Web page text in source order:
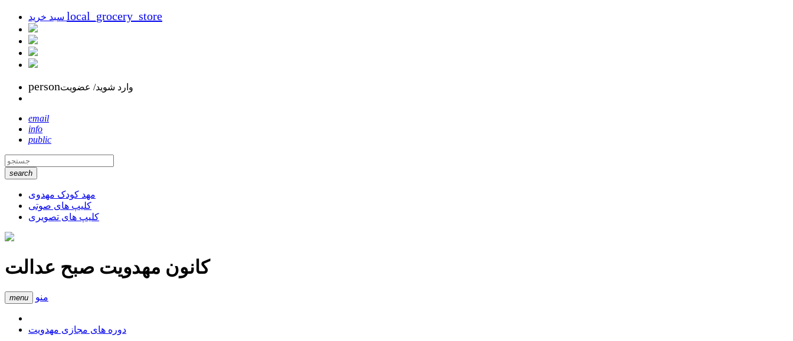
local_grocery_store
personوارد شوید/ عضویت
email
info
public
search
مهد کودک مهدوی
کلیپ های صوتی
کلیپ های تصویری
کانون مهدویت صبح عدالت
menu منو
دوره های مجازی مهدویت